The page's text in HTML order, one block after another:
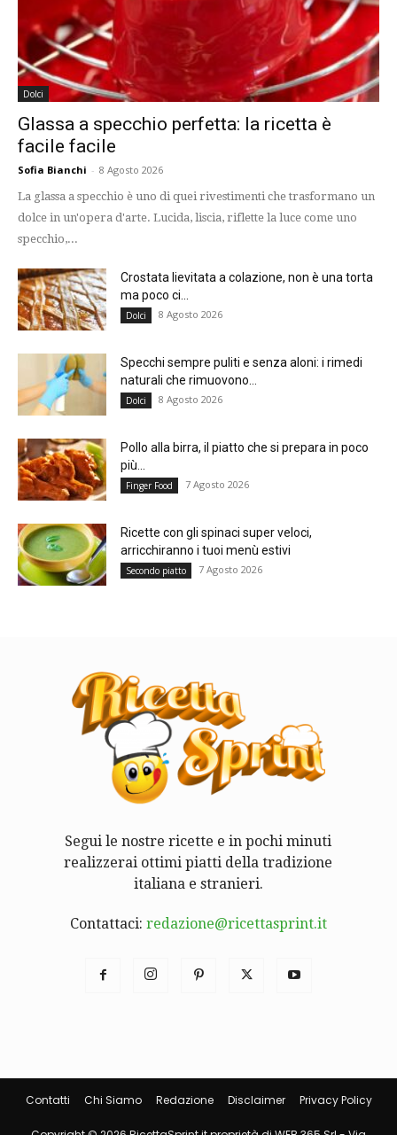
Dolci
Glassa a specchio perfetta: la ricetta è
facile facile
Sofia Bianchi - 8 Agosto 2026
La glassa a specchio è uno di quei rivestimenti che trasformano un
dolce in un'opera d'arte. Lucida, liscia, riflette la luce come uno
specchio,...
Crostata lievitata a colazione, non è una torta
ma poco ci...
Dolci 8 Agosto 2026
Specchi sempre puliti e senza aloni: i rimedi
naturali che rimuovono...
Dolci 8 Agosto 2026
Pollo alla birra, il piatto che si prepara in poco
più...
Finger Food 7 Agosto 2026
Ricette con gli spinaci super veloci,
arricchiranno i tuoi menù estivi
Secondo piatto 7 Agosto 2026
Segui le nostre ricette e in pochi minuti
realizzerai ottimi piatti della tradizione
italiana e stranieri.
Contattaci: redazione@ricettasprint.it
Contatti Chi Siamo Redazione Disclaimer Privacy Policy